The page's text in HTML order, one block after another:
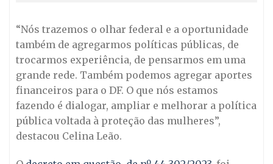
“Nós trazemos o olhar federal e a oportunidade
também de agregarmos políticas públicas, de
trocarmos experiência, de pensarmos em uma
grande rede. Também podemos agregar aportes
financeiros para o DF. O que nós estamos
fazendo é dialogar, ampliar e melhorar a política
pública voltada à proteção das mulheres”,
destacou Celina Leão.